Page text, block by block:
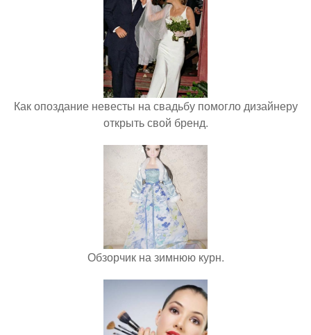
Как опоздание невесты на свадьбу помогло дизайнеру
открыть свой бренд.
Обзорчик на зимнюю курн.